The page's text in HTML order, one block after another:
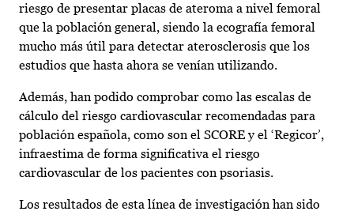
riesgo de presentar placas de ateroma a nivel femoral
que la población general, siendo la ecografía femoral
mucho más útil para detectar aterosclerosis que los
estudios que hasta ahora se venían utilizando.
Además, han podido comprobar como las escalas de
cálculo del riesgo cardiovascular recomendadas para
población española, como son el SCORE y el ‘Regicor’,
infraestima de forma significativa el riesgo
cardiovascular de los pacientes con psoriasis.
Los resultados de esta línea de investigación han sido